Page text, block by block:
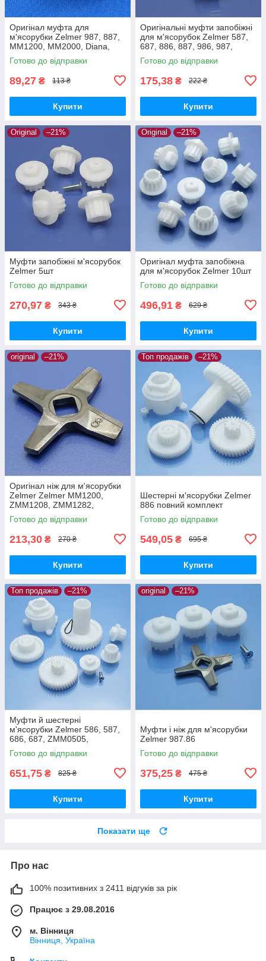
Оригінал муфта для
м'ясорубки Zelmer 987, 887,
MM1200, MM2000, Diana,
Expressive, ZMM5548W,
ZMM1589, ZMM2088
Готово до відправки
89,27 ₴ 113 ₴
Купити
Оригінальні муфти запобіжні
для м'ясорубок Zelmer 587,
687, 886, 887, 986, 987,
MM1200, MM1000, MM2000
Готово до відправки
175,38 ₴ 222 ₴
Купити
Original –21%
Муфти запобіжні м'ясорубок
Zelmer 5шт
Готово до відправки
270,97 ₴ 343 ₴
Купити
Original –21%
Оригінал муфта запобіжна
для м'ясорубок Zelmer 10шт
Готово до відправки
496,91 ₴ 629 ₴
Купити
original –21%
Оригінал ніж для м'ясорубки
Zelmer Zelmer MM1200,
ZMM1208, ZMM1282,
ZMM1283, ZMM1284,
ZMM1288, ZMM1289,
Готово до відправки
213,30 ₴ 270 ₴
Купити
Топ продажів –21%
Шестерні м'ясорубки Zelmer
886 повний комплект
Готово до відправки
549,05 ₴ 695 ₴
Купити
Топ продажів –21%
Муфти й шестерні
м'ясорубки Zelmer 586, 587,
686, 687, ZMM0505,
ZMM0554, ZMM0805,
ZMM0815, ZMM0854,
ZMM1005
Готово до відправки
651,75 ₴ 825 ₴
Купити
original –21%
Муфти і ніж для м'ясорубки
Zelmer 987.86
Готово до відправки
375,25 ₴ 475 ₴
Купити
Показати ще
Про нас
100% позитивних з 2411 відгуків за рік
Працює з 29.08.2016
м. Вінниця
Вінниця, Україна